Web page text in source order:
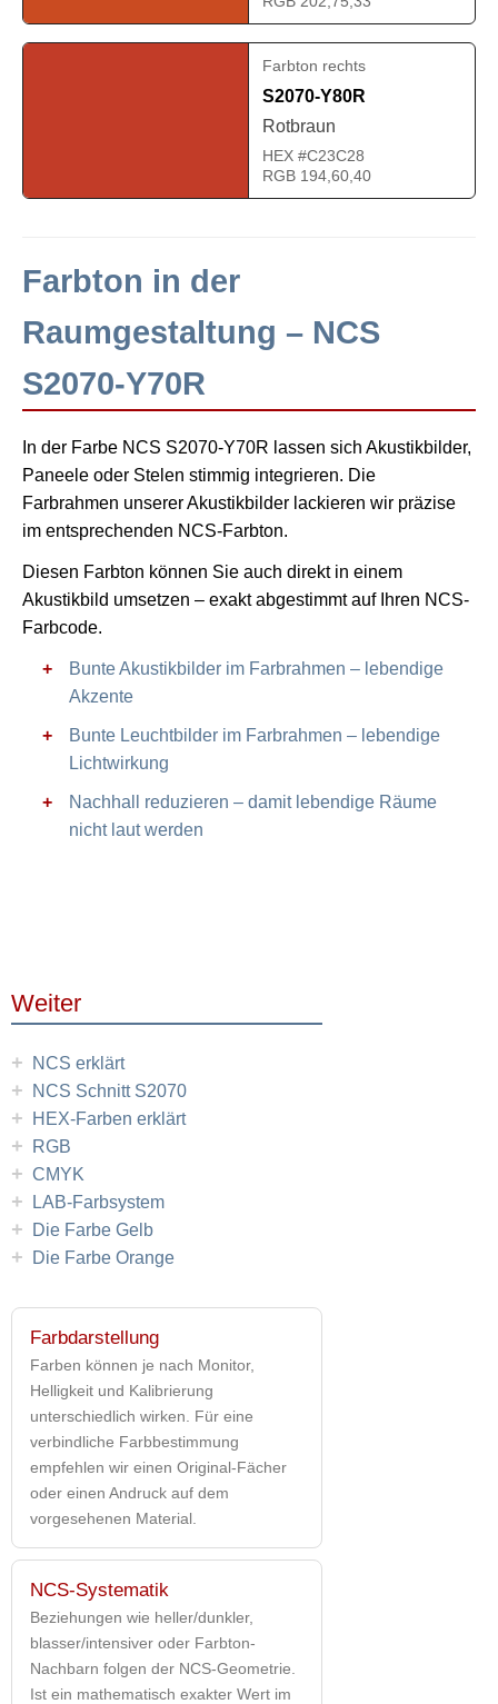
Farbton rechts
S2070-Y80R
Rotbraun
HEX #C23C28
RGB 194,60,40
Farbton in der
Raumgestaltung – NCS
S2070-Y70R
In der Farbe NCS S2070-Y70R lassen sich Akustikbilder,
Paneele oder Stelen stimmig integrieren. Die
Farbrahmen unserer Akustikbilder lackieren wir präzise
im entsprechenden NCS-Farbton.
Diesen Farbton können Sie auch direkt in einem
Akustikbild umsetzen – exakt abgestimmt auf Ihren NCS-
Farbcode.
Bunte Akustikbilder im Farbrahmen – lebendige
Akzente
Bunte Leuchtbilder im Farbrahmen – lebendige
Lichtwirkung
Nachhall reduzieren – damit lebendige Räume
nicht laut werden
Weiter
+ NCS erklärt
+ NCS Schnitt S2070
+ HEX-Farben erklärt
+ RGB
+ CMYK
+ LAB-Farbsystem
+ Die Farbe Gelb
+ Die Farbe Orange
Farbdarstellung
Farben können je nach Monitor,
Helligkeit und Kalibrierung
unterschiedlich wirken. Für eine
verbindliche Farbbestimmung
empfehlen wir einen Original-Fächer
oder einen Andruck auf dem
vorgesehenen Material.
NCS-Systematik
Beziehungen wie heller/dunkler,
blasser/intensiver oder Farbton-
Nachbarn folgen der NCS-Geometrie.
Ist ein mathematisch exakter Wert im